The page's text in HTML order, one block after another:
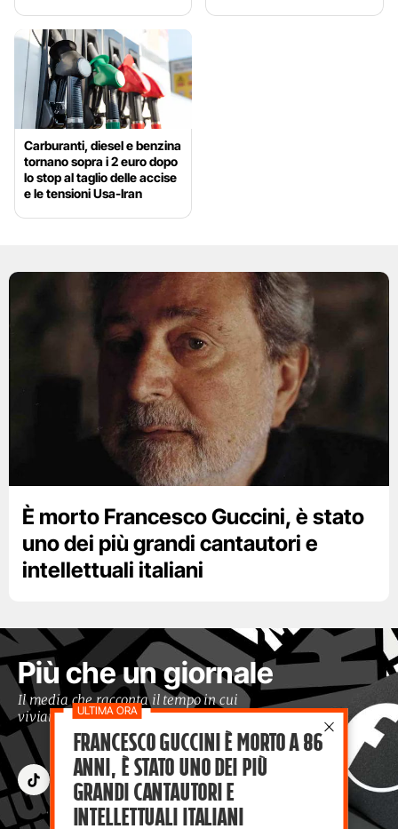
Carburanti, diesel e benzina
tornano sopra i 2 euro dopo
lo stop al taglio delle accise
e le tensioni Usa-Iran
È morto Francesco Guccini, è stato
uno dei più grandi cantautori e
intellettuali italiani
Più che un giornale
Il media che racconta il tempo in cui
viviamo con occhi moderni
Francesco Guccini è morto a 86
anni, è stato uno dei più
grandi cantautori e
intellettuali italiani